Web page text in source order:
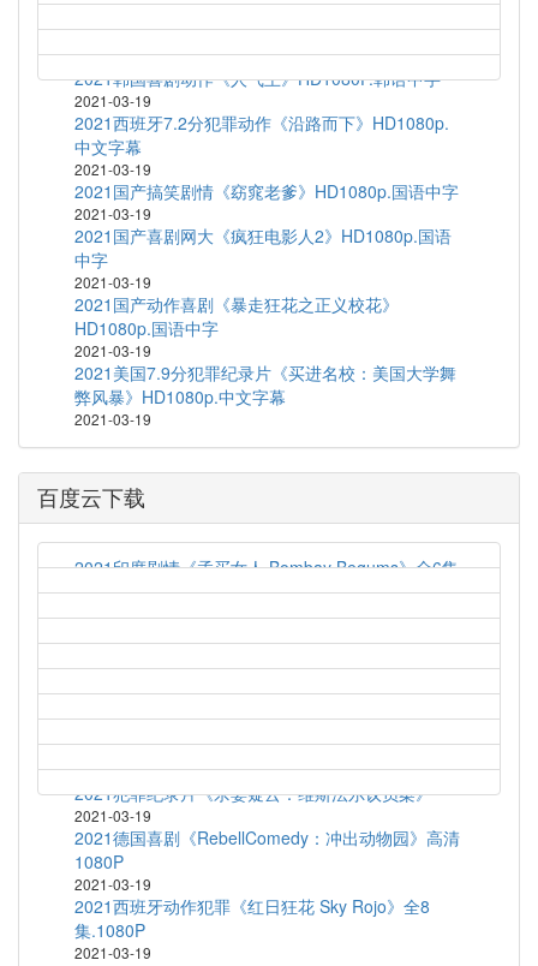
2021-03-19
2020韩国短片集《执念》HD1080P.韩语中字
2021-03-19
2021韩国喜剧动作《人气王》HD1080P.韩语中字
2021-03-19
2021西班牙7.2分犯罪动作《沿路而下》HD1080p.
中文字幕
2021-03-19
2021国产搞笑剧情《窈窕老爹》HD1080p.国语中字
2021-03-19
2021国产喜剧网大《疯狂电影人2》HD1080p.国语
中字
2021-03-19
2021国产动作喜剧《暴走狂花之正义校花》
HD1080p.国语中字
2021-03-19
2021美国7.9分犯罪纪录片《买进名校：美国大学舞
弊风暴》HD1080p.中文字幕
2021-03-19
百度云下载
2021印度剧情《孟买女人 Bombay Begums》全6集
2021-03-19
艾伦对决法罗 Allen v. Farrow (2021) S01E04
2020法国喜剧《乘风破浪的黑哥哥》HD1080P.官方
中字
2021-03-19
2021犯罪纪录片《杀妻疑云：维斯法尔议员案》
2021-03-19
2021德国喜剧《RebellComedy：冲出动物园》高清
1080P
2021-03-19
2021西班牙动作犯罪《红日狂花 Sky Rojo》全8
集.1080P
2021-03-19